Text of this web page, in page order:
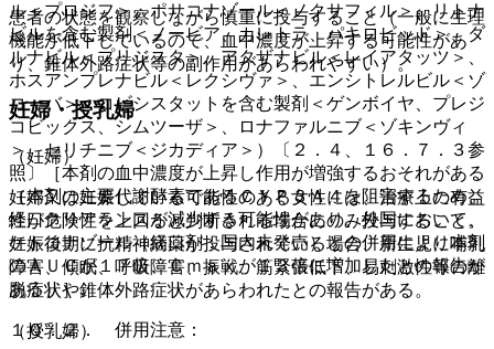
患者の状態を観察しながら慎重に投与すること（一般に生理
機能が低下しているので、血中濃度が上昇する可能性があ
り、錐体外路症状等の副作用があらわれやすい）。
妊婦・授乳婦
（妊婦）
妊婦又は妊娠している可能性のある女性には、治療上の有益
性が危険性を上回ると判断される場合にのみ投与すること。
妊娠後期に抗精神病薬が投与されている場合、新生児に哺乳
障害、傾眠、呼吸障害、振戦、筋緊張低下、易刺激性等の離
脱症状や錐体外路症状があらわれたとの報告がある。
（授乳婦）
ル＜プロジフ＞、ポサコナゾール＜ノクサフィル＞、リトナ
ビルを含む製剤＜ノービア、カレトラ、パキロビッド＞、ダ
ルナビル＜プリジスタ＞、アタザナビル＜レイアタッツ＞、
ホスアンプレナビル＜レクシヴァ＞、エンシトレルビル＜ゾ
コーバ＞、コビシスタットを含む製剤＜ゲンボイヤ、プレジ
コビックス、シムツーザ＞、ロナファルニブ＜ゾキンヴィ
＞、セリチニブ＜ジカディア＞）〔２．４、１６．７．３参
照〕［本剤の血中濃度が上昇し作用が増強するおそれがある
（本剤の主要代謝酵素であるＣＹＰ３Ａ４を阻害するため、
経口クリアランスが減少する可能性があり、外国において、
ケトコナゾール（経口剤：国内未発売）との併用により本剤
のＡＵＣが１７倍、Ｃｍａｘが１３倍に増加したとの報告が
ある）］。
１０．２． 併用注意：